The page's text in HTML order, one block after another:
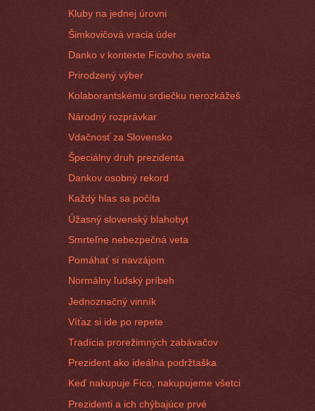
Kluby na jednej úrovni
Šimkovičová vracia úder
Danko v kontexte Ficovho sveta
Prirodzený výber
Kolaborantskému srdiečku nerozkážeš
Národný rozprávkar
Vdačnosť za Slovensko
Špeciálny druh prezidenta
Dankov osobný rekord
Každý hlas sa počíta
Úžasný slovenský blahobyt
Smrteľne nebezpečná veta
Pomáhať si navzájom
Normálny ľudský príbeh
Jednoznačný vinník
Víťaz si ide po repete
Tradícia prorežimných zabávačov
Prezident ako ideálna podržtaška
Keď nakupuje Fico, nakupujeme všetci
Prezidenti a ich chýbajúce prvé